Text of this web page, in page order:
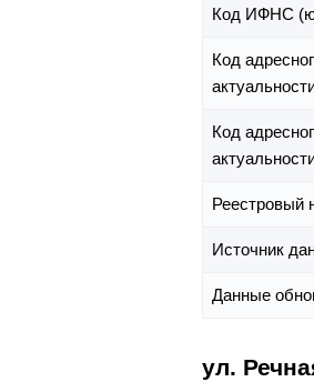
Код ИФНС
Код
Код
Реестровый
Источник
Данные
ул.